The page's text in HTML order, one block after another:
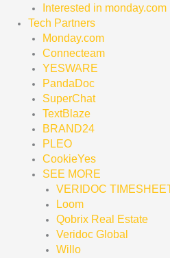
Interested in monday.com
Tech Partners
Monday.com
Connecteam
YESWARE
PandaDoc
SuperChat
TextBlaze
BRAND24
PLEO
CookieYes
SEE MORE
VERIDOC
Loom
Qobrix Real Estate
Veridoc Global
Willo